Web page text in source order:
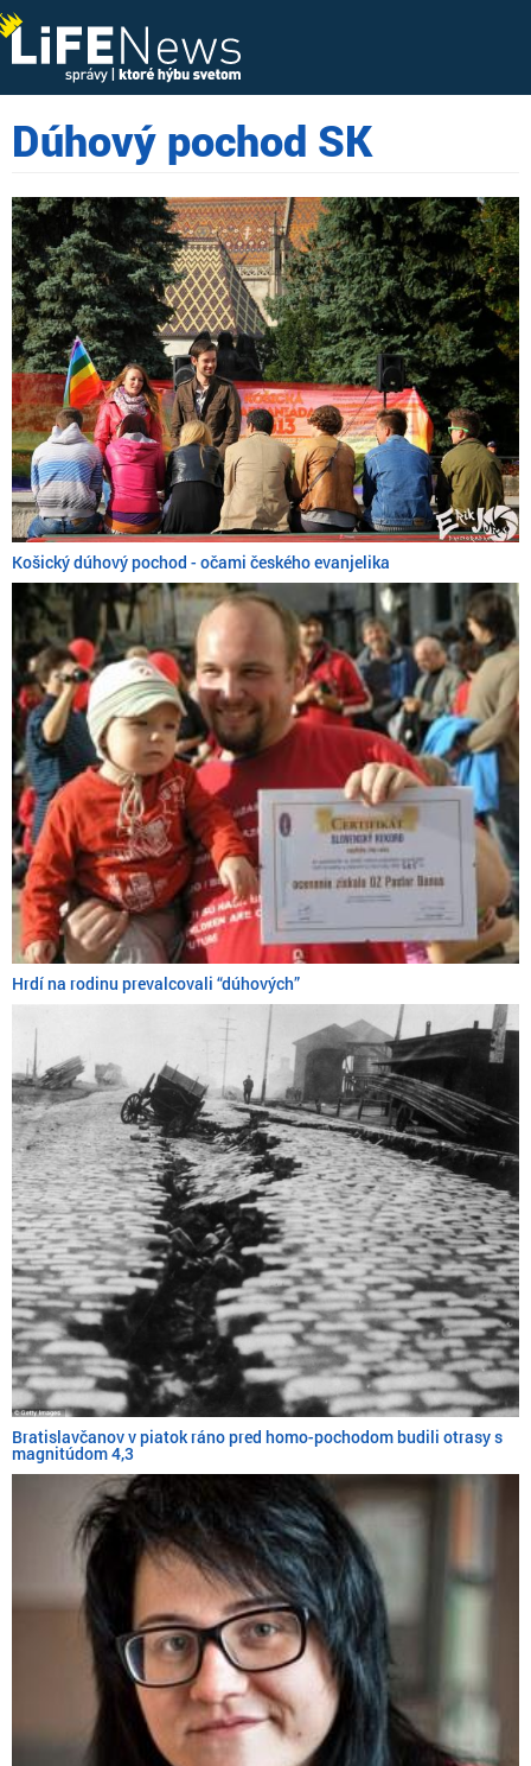
Dúhový pochod SK
Košický dúhový pochod - očami českého evanjelika
Hrdí na rodinu prevalcovali “dúhových”
Bratislavčanov v piatok ráno pred homo-pochodom budili otrasy s
magnitúdom 4,3